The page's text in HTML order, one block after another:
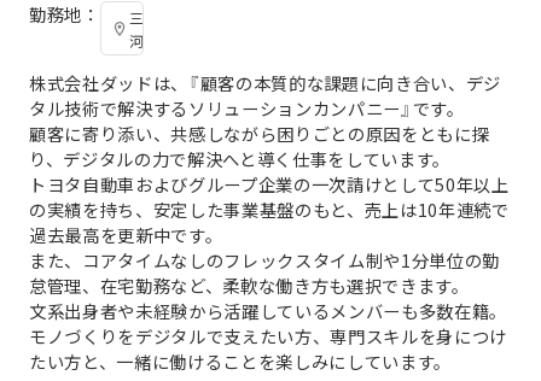
勤務地：
三
河
株式会社ダッドは、『顧客の本質的な課題に向き合い、デジ
タル技術で解決するソリューションカンパニー』です。
顧客に寄り添い、共感しながら困りごとの原因をともに探
り、デジタルの力で解決へと導く仕事をしています。
トヨタ自動車およびグループ企業の一次請けとして50年以上
の実績を持ち、安定した事業基盤のもと、売上は10年連続で
過去最高を更新中です。
また、コアタイムなしのフレックスタイム制や1分単位の勤
怠管理、在宅勤務など、柔軟な働き方も選択できます。
文系出身者や未経験から活躍しているメンバーも多数在籍。
モノづくりをデジタルで支えたい方、専門スキルを身につけ
たい方と、一緒に働けることを楽しみにしています。